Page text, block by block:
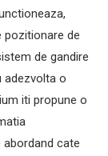
pozitionare de
de gandire
adezvolta o
iti propune o
cate